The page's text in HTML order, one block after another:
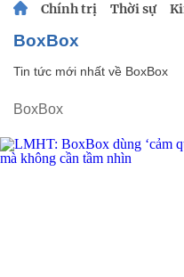
Chính trị Thời sự
BoxBox
Tin tức mới nhất về BoxBox
BoxBox